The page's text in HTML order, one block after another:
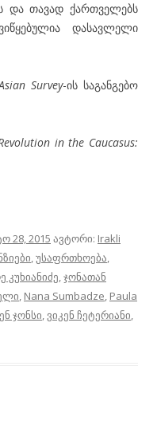
და თავად ქართველებს
დასავლელი
Survey-ის საგანგებო
in the Caucasus:
28, 2015 ავტორი: Irakli
,უსაფრთხოება,
,ჯონათან
, Nana Sumbadze, Paula
ჯონსი,ვიკენ ჩეტერიანი,